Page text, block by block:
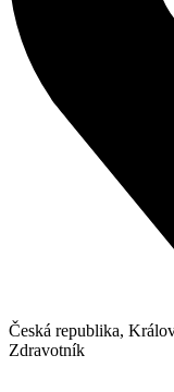
Česká republika,
Zdravotník